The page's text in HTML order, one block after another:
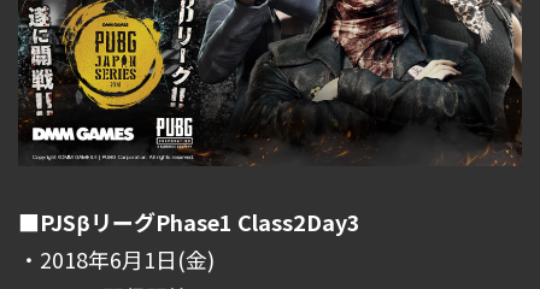
■PJSβリーグPhase1 Class2Day3
・2018年6月1日(金)